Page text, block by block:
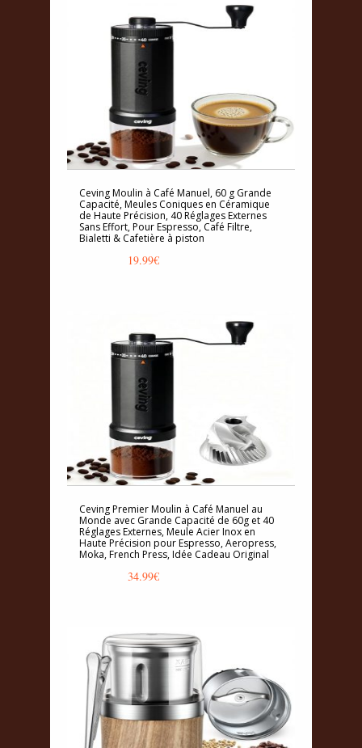
Ceving Moulin à Café Manuel, 60 g Grande
Capacité, Meules Coniques en Céramique
de Haute Précision, 40 Réglages Externes
Sans Effort, Pour Espresso, Café Filtre,
Bialetti & Cafetière à piston
19.99€
Ceving Premier Moulin à Café Manuel au
Monde avec Grande Capacité de 60g et 40
Réglages Externes, Meule Acier Inox en
Haute Précision pour Espresso, Aeropress,
Moka, French Press, Idée Cadeau Original
34.99€